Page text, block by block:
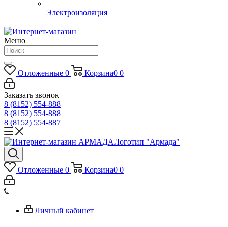
Электроизоляция
Меню
Отложенные 0 Корзина0 0
Заказать звонок
8 (8152) 554-888
8 (8152) 554-888
8 (8152) 554-887
Логотип "Армада"
Отложенные 0 Корзина0 0
Личный кабинет